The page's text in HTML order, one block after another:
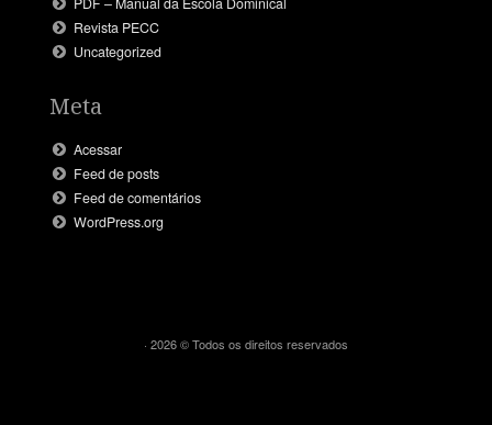
Revista PECC
Uncategorized
Meta
Acessar
Feed de posts
Feed de comentários
WordPress.org
· 2026 © Todos os direitos reservados